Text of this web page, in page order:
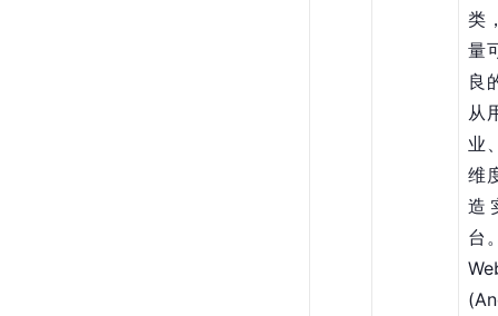
类
量
良
从
业
维
造
台